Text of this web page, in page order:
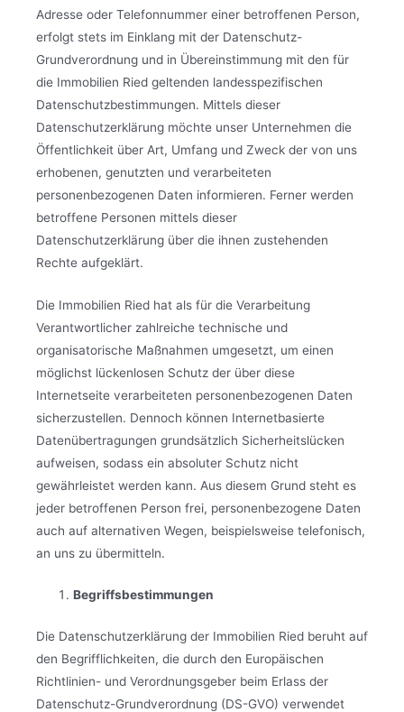
Adresse oder Telefonnummer einer betroffenen Person,
erfolgt stets im Einklang mit der Datenschutz-
Grundverordnung und in Übereinstimmung mit den für
die Immobilien Ried geltenden landesspezifischen
Datenschutzbestimmungen. Mittels dieser
Datenschutzerklärung möchte unser Unternehmen die
Öffentlichkeit über Art, Umfang und Zweck der von uns
erhobenen, genutzten und verarbeiteten
personenbezogenen Daten informieren. Ferner werden
betroffene Personen mittels dieser
Datenschutzerklärung über die ihnen zustehenden
Rechte aufgeklärt.
Die Immobilien Ried hat als für die Verarbeitung
Verantwortlicher zahlreiche technische und
organisatorische Maßnahmen umgesetzt, um einen
möglichst lückenlosen Schutz der über diese
Internetseite verarbeiteten personenbezogenen Daten
sicherzustellen. Dennoch können Internetbasierte
Datenübertragungen grundsätzlich Sicherheitslücken
aufweisen, sodass ein absoluter Schutz nicht
gewährleistet werden kann. Aus diesem Grund steht es
jeder betroffenen Person frei, personenbezogene Daten
auch auf alternativen Wegen, beispielsweise telefonisch,
an uns zu übermitteln.
Begriffsbestimmungen
Die Datenschutzerklärung der Immobilien Ried beruht auf
den Begrifflichkeiten, die durch den Europäischen
Richtlinien- und Verordnungsgeber beim Erlass der
Datenschutz-Grundverordnung (DS-GVO) verwendet